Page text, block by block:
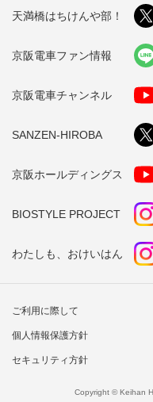
天満橋はちけんや部！
京阪電車ファン情報
京阪電車チャンネル
SANZEN-HIROBA
京阪ホールディングス
BIOSTYLE PROJECT
わたしも、おけいはん
ご利用に際して
個人情報保護方針
セキュリティ方針
Copyright © Keihan